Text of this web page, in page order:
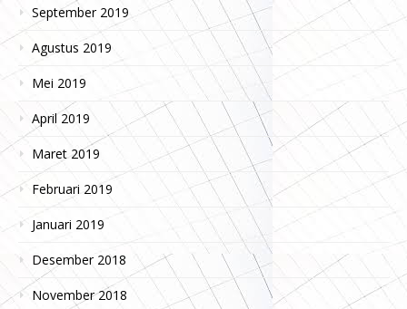
September 2019
Agustus 2019
Mei 2019
April 2019
Maret 2019
Februari 2019
Januari 2019
Desember 2018
November 2018